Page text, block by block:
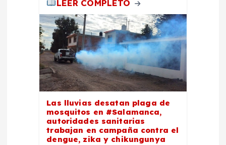
LEER COMPLETO
Las lluvias desatan plaga de
mosquitos en #Salamanca,
autoridades sanitarias
trabajan en campaña contra el
dengue, zika y chikungunya